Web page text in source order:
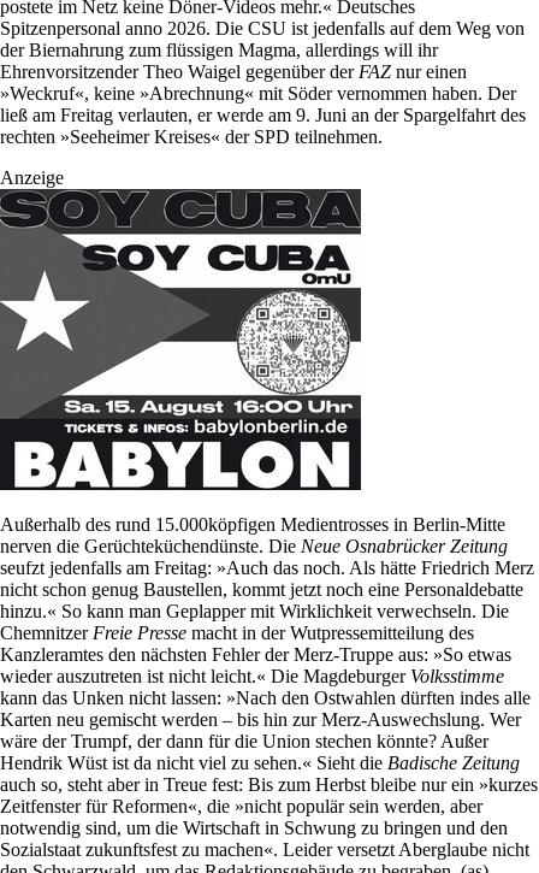
postete im Netz keine Döner-Videos mehr.« Deutsches
Spitzenpersonal anno 2026. Die CSU ist jedenfalls auf dem Weg von
der Biernahrung zum flüssigen Magma, allerdings will ihr
Ehrenvorsitzender Theo Waigel gegenüber der FAZ nur einen
»Weckruf«, keine »Abrechnung« mit Söder vernommen haben. Der
ließ am Freitag verlauten, er werde am 9. Juni an der Spargelfahrt des
rechten »Seeheimer Kreises« der SPD teilnehmen.
Anzeige
Außerhalb des rund 15.000köpfigen Medientrosses in Berlin-Mitte
nerven die Gerüchteküchendünste. Die Neue Osnabrücker Zeitung
seufzt jedenfalls am Freitag: »Auch das noch. Als hätte Friedrich Merz
nicht schon genug Baustellen, kommt jetzt noch eine Personaldebatte
hinzu.« So kann man Geplapper mit Wirklichkeit verwechseln. Die
Chemnitzer Freie Presse macht in der Wutpressemitteilung des
Kanzleramtes den nächsten Fehler der Merz-Truppe aus: »So etwas
wieder auszutreten ist nicht leicht.« Die Magdeburger Volksstimme
kann das Unken nicht lassen: »Nach den Ostwahlen dürften indes alle
Karten neu gemischt werden – bis hin zur Merz-Auswechslung. Wer
wäre der Trumpf, der dann für die Union stechen könnte? Außer
Hendrik Wüst ist da nicht viel zu sehen.« Sieht die Badische Zeitung
auch so, steht aber in Treue fest: Bis zum Herbst bleibe nur ein »kurzes
Zeitfenster für Reformen«, die »nicht populär sein werden, aber
notwendig sind, um die Wirtschaft in Schwung zu bringen und den
Sozialstaat zukunftsfest zu machen«. Leider versetzt Aberglaube nicht